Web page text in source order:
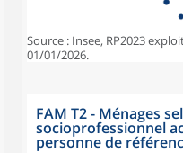
Source : Insee, RP2023
01/01/2026.
FAM T2 - Ménages
socioprofessionnel
personne de